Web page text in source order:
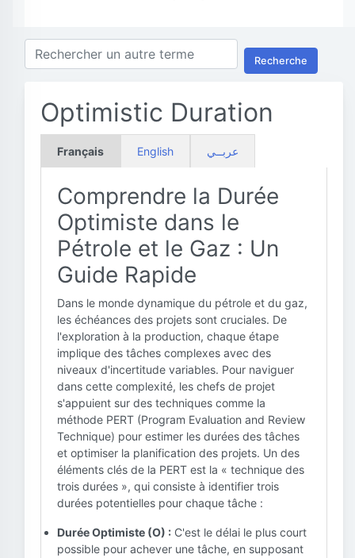
Recherche
Optimistic Duration
Français English عربــي
Comprendre la Durée
Optimiste dans le
Pétrole et le Gaz : Un
Guide Rapide
Dans le monde dynamique du pétrole et du gaz,
les échéances des projets sont cruciales. De
l'exploration à la production, chaque étape
implique des tâches complexes avec des
niveaux d'incertitude variables. Pour naviguer
dans cette complexité, les chefs de projet
s'appuient sur des techniques comme la
méthode PERT (Program Evaluation and Review
Technique) pour estimer les durées des tâches
et optimiser la planification des projets. Un des
éléments clés de la PERT est la « technique des
trois durées », qui consiste à identifier trois
durées potentielles pour chaque tâche :
Durée Optimiste (O) : C'est le délai le plus court
possible pour achever une tâche, en supposant